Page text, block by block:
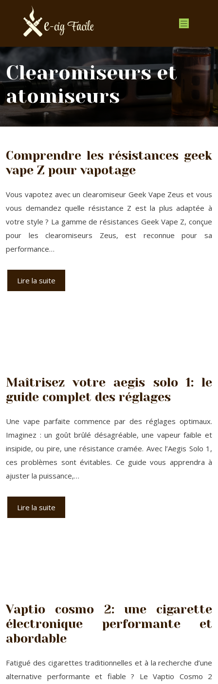
Clearomiseurs et
atomiseurs
Comprendre les résistances geek
vape Z pour vapotage
Vous vapotez avec un clearomiseur Geek Vape Zeus et vous
vous demandez quelle résistance Z est la plus adaptée à
votre style ? La gamme de résistances Geek Vape Z, conçue
pour les clearomiseurs Zeus, est reconnue pour sa
performance…
Lire la suite
Maîtrisez votre aegis solo 1: le
guide complet des réglages
Une vape parfaite commence par des réglages optimaux.
Imaginez : un goût brûlé désagréable, une vapeur faible et
insipide, ou pire, une résistance cramée. Avec l’Aegis Solo 1,
ces problèmes sont évitables. Ce guide vous apprendra à
ajuster la puissance,…
Lire la suite
Vaptio cosmo 2: une cigarette
électronique performante et
abordable
Fatigué des cigarettes traditionnelles et à la recherche d’une
alternative performante et fiable ? Le Vaptio Cosmo 2